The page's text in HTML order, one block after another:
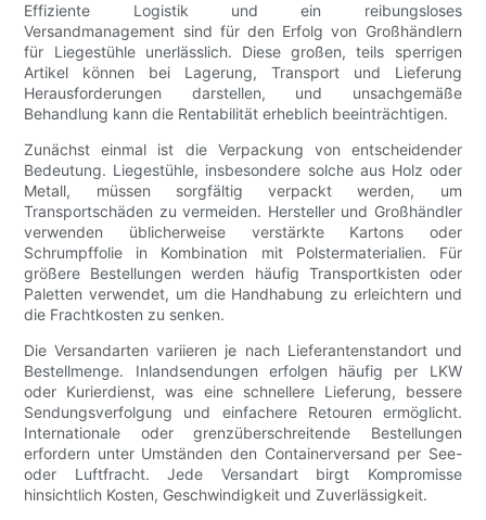
Effiziente Logistik und ein reibungsloses
Versandmanagement sind für den Erfolg von Großhändlern
für Liegestühle unerlässlich. Diese großen, teils sperrigen
Artikel können bei Lagerung, Transport und Lieferung
Herausforderungen darstellen, und unsachgemäße
Behandlung kann die Rentabilität erheblich beeinträchtigen.
Zunächst einmal ist die Verpackung von entscheidender
Bedeutung. Liegestühle, insbesondere solche aus Holz oder
Metall, müssen sorgfältig verpackt werden, um
Transportschäden zu vermeiden. Hersteller und Großhändler
verwenden üblicherweise verstärkte Kartons oder
Schrumpffolie in Kombination mit Polstermaterialien. Für
größere Bestellungen werden häufig Transportkisten oder
Paletten verwendet, um die Handhabung zu erleichtern und
die Frachtkosten zu senken.
Die Versandarten variieren je nach Lieferantenstandort und
Bestellmenge. Inlandsendungen erfolgen häufig per LKW
oder Kurierdienst, was eine schnellere Lieferung, bessere
Sendungsverfolgung und einfachere Retouren ermöglicht.
Internationale oder grenzüberschreitende Bestellungen
erfordern unter Umständen den Containerversand per See-
oder Luftfracht. Jede Versandart birgt Kompromisse
hinsichtlich Kosten, Geschwindigkeit und Zuverlässigkeit.